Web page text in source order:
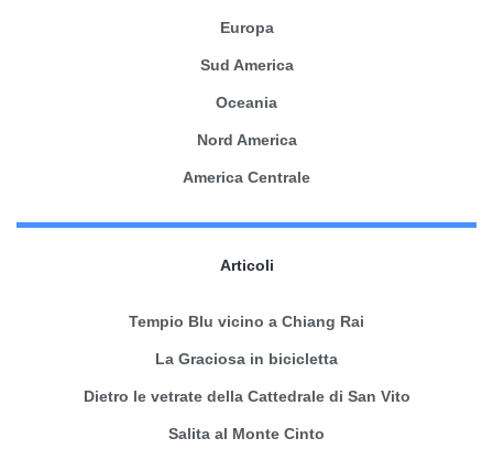
Europa
Sud America
Oceania
Nord America
America Centrale
Articoli
Tempio Blu vicino a Chiang Rai
La Graciosa in bicicletta
Dietro le vetrate della Cattedrale di San Vito
Salita al Monte Cinto